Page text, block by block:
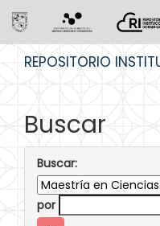
REPOSITORIO
Buscar
Buscar:
por